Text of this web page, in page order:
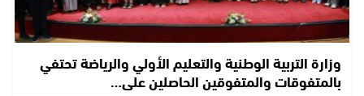
وزارة التربية الوطنية والتعليم الأولي والرياضة تحتفي
بالمتفوقات والمتفوقين الحاصلين على…